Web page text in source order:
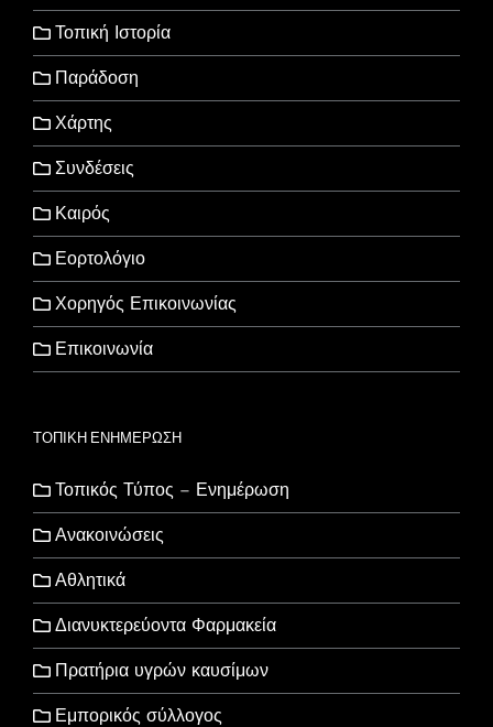
Τοπική Ιστορία
Παράδοση
Χάρτης
Συνδέσεις
Καιρός
Εορτολόγιο
Χορηγός Επικοινωνίας
Επικοινωνία
ΤΟΠΙΚΗ ΕΝΗΜΕΡΩΣΗ
Τοπικός Τύπος – Ενημέρωση
Ανακοινώσεις
Αθλητικά
Διανυκτερεύοντα Φαρμακεία
Πρατήρια υγρών καυσίμων
Εμπορικός σύλλογος